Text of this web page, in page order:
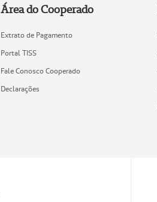
Área do Cooperado
Extrato de Pagamento
Portal TISS
Fale Conosco Cooperado
Declarações